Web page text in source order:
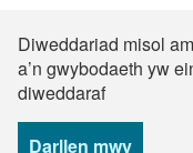
Diweddariad misol
a’n gwybodaeth yw
diweddaraf
Darllen mwy